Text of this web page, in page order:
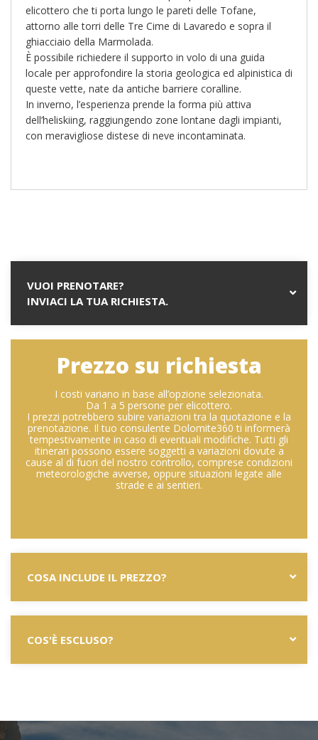
elicottero che ti porta lungo le pareti delle Tofane,
attorno alle torri delle Tre Cime di Lavaredo e sopra il
ghiacciaio della Marmolada.
È possibile richiedere il supporto in volo di una guida
locale per approfondire la storia geologica ed alpinistica di
queste vette, nate da antiche barriere coralline.
In inverno, l’esperienza prende la forma più attiva
dell’heliskiing, raggiungendo zone lontane dagli impianti,
con meravigliose distese di neve incontaminata.
VUOI PRENOTARE?
INVIACI LA TUA RICHIESTA.
Prezzo su richiesta
I costi variano in base all’opzione selezionata.
Da 1 a 5 persone per elicottero.
I prezzi potrebbero subire variazioni tra la quotazione e la
prenotazione. Il tuo consulente Dolomite360 ti informerà
tempestivamente in caso di eventuali modifiche. Tutti gli
itinerari possono essere soggetti a variazioni dovute a
cause al di fuori del nostro controllo, comprese condizioni
meteorologiche avverse, oppure situazioni legate alle
strade e ai sentieri.
COSA INCLUDE IL PREZZO?
COS'È ESCLUSO?